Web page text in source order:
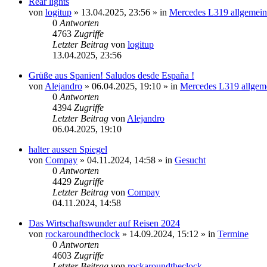
von logitup » 13.04.2025, 23:56 » in Mercedes L319 allgemein
0 Antworten
4763 Zugriffe
Letzter Beitrag von logitup
13.04.2025, 23:56
Grüße aus Spanien! Saludos desde España !
von Alejandro » 06.04.2025, 19:10 » in Mercedes L319
0 Antworten
4394 Zugriffe
Letzter Beitrag von Alejandro
06.04.2025, 19:10
halter aussen Spiegel
von Compay » 04.11.2024, 14:58 » in Gesucht
0 Antworten
4429 Zugriffe
Letzter Beitrag von Compay
04.11.2024, 14:58
Das Wirtschaftswunder auf Reisen 2024
von rockaroundtheclock » 14.09.2024, 15:12 » in Termine
0 Antworten
4603 Zugriffe